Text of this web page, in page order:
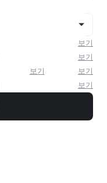
보기
보기
보기 보기
보기